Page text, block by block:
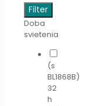
Filter
Doba
svietenia
(s
BL1868B)
32
h